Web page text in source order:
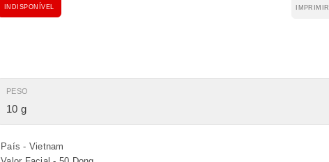
INDISPONÍVEL IMPRIMIR
PESO
10 g
País - Vietnam